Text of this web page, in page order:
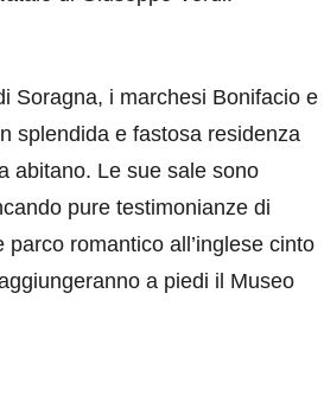
Soragna, i marchesi Bonifacio e
splendida e fastosa residenza
abitano. Le sue sale sono
pure testimonianze di
romantico all’inglese cinto
a piedi il Museo
eventi